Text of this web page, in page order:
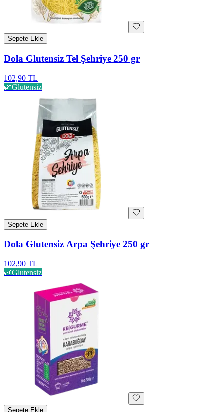
Sepete Ekle
Dola Glutensiz Tel Şehriye 250 gr
102,90 TL
🌿Glutensiz
Sepete Ekle
Dola Glutensiz Arpa Şehriye 250 gr
102,90 TL
🌿Glutensiz
Sepete Ekle